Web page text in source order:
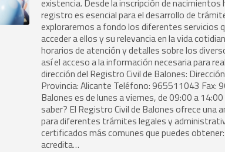
registro es esencial para el desarrollo de
exploraremos a fondo los diferentes servicios
acceder a ellos y su relevancia en la vida
horarios de atención y detalles sobre los
así el acceso a la información necesaria para
dirección del Registro Civil de Balones:
Provincia: Alicante Teléfono: 965511043 Fax:
Balones es de lunes a viernes, de 09:00 a
saber? El Registro Civil de Balones ofrece una
para diferentes trámites legales y
certificados más comunes que puedes
acredita…